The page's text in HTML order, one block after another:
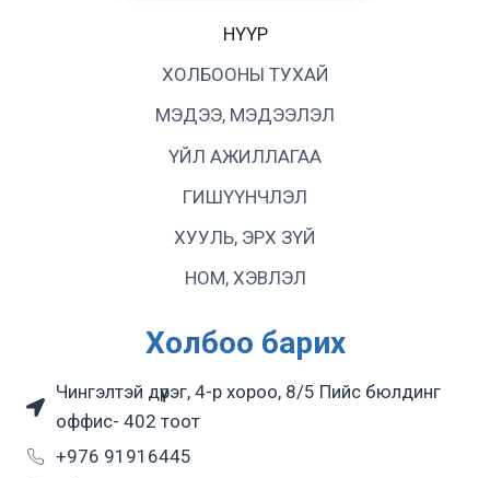
НҮҮР
ХОЛБООНЫ ТУХАЙ
МЭДЭЭ, МЭДЭЭЛЭЛ
ҮЙЛ АЖИЛЛАГАА
ГИШҮҮНЧЛЭЛ
ХУУЛЬ, ЭРХ ЗҮЙ
НОМ, ХЭВЛЭЛ
Холбоо барих
Чингэлтэй дүүрэг, 4-р хороо, 8/5 Пийс бюлдинг
оффис- 402 тоот
+976 91916445